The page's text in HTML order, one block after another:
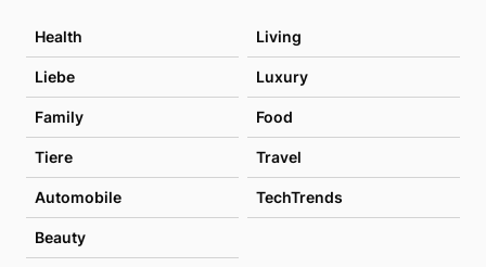
Health Living
Liebe Luxury
Family Food
Tiere Travel
Automobile TechTrends
Beauty